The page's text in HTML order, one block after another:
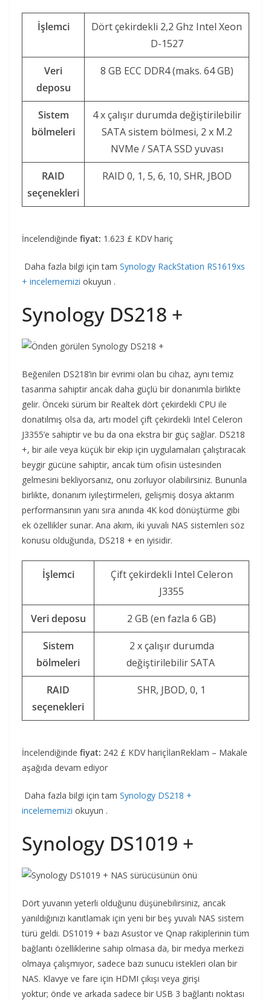
İşlemci
Dört çekirdekli 2,2 Ghz Intel Xeon
D-1527
Veri
deposu
8 GB ECC DDR4 (maks. 64 GB)
Sistem
bölmeleri
4 x çalışır durumda değiştirilebilir
SATA sistem bölmesi, 2 x M.2
NVMe / SATA SSD yuvası
RAID
seçenekleri
RAID 0, 1, 5, 6, 10, SHR, JBOD
İncelendiğinde fiyat: 1.623 £ KDV hariç
Daha fazla bilgi için tam Synology RackStation RS1619xs
+ incelememizi okuyun .
Synology DS218 +
Beğenilen DS218’in bir evrimi olan bu cihaz, aynı temiz
tasarıma sahiptir ancak daha güçlü bir donanımla birlikte
gelir. Önceki sürüm bir Realtek dört çekirdekli CPU ile
donatılmış olsa da, artı model çift çekirdekli Intel Celeron
J3355’e sahiptir ve bu da ona ekstra bir güç sağlar. DS218
+, bir aile veya küçük bir ekip için uygulamaları çalıştıracak
beygir gücüne sahiptir, ancak tüm ofisin üstesinden
gelmesini bekliyorsanız, onu zorluyor olabilirsiniz. Bununla
birlikte, donanım iyileştirmeleri, gelişmiş dosya aktarım
performansının yanı sıra anında 4K kod dönüştürme gibi
ek özellikler sunar. Ana akım, iki yuvalı NAS sistemleri söz
konusu olduğunda, DS218 + en iyisidir.
İşlemci
Çift çekirdekli Intel Celeron
J3355
Veri deposu 2 GB (en fazla 6 GB)
Sistem
bölmeleri
2 x çalışır durumda
değiştirilebilir SATA
RAID
seçenekleri
SHR, JBOD, 0, 1
İncelendiğinde fiyat: 242 £ KDV hariçİlanReklam – Makale
aşağıda devam ediyor
Daha fazla bilgi için tam Synology DS218 +
incelememizi okuyun .
Synology DS1019 +
Dört yuvanın yeterli olduğunu düşünebilirsiniz, ancak
yanıldığınızı kanıtlamak için yeni bir beş yuvalı NAS sistem
türü geldi. DS1019 + bazı Asustor ve Qnap rakiplerinin tüm
bağlantı özelliklerine sahip olmasa da, bir medya merkezi
olmaya çalışmıyor, sadece bazı sunucu istekleri olan bir
NAS. Klavye ve fare için HDMI çıkışı veya girişi
yoktur; önde ve arkada sadece bir USB 3 bağlantı noktası